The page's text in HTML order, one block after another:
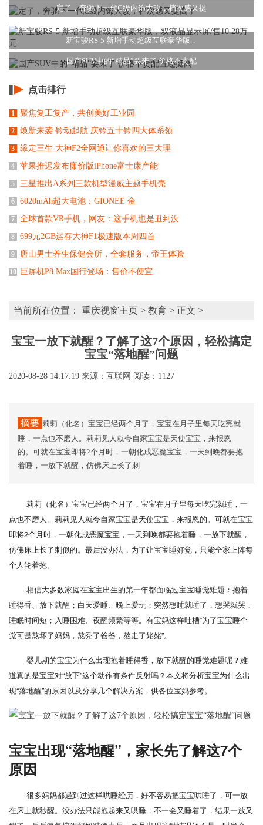
定了，奔驰下一代C级内饰大改，档次感又提
新宝骏RS-5 新增手动超级互联豪华版，
国产SUV中的“精品”要来了 价格不贵配
点击排行
1 聚焦复工复产，共创美好工业园
2 焕新来袭 铃动起航 庆铃五十铃四大体系领
3 缘定三生 大神F2全网通让你喜欢的三大理
4 苹果推迟发布廉价版iPhone富士康产能
5 三星推出A系列三款机型漫威主题手机壳
6 6020mAh超大电池：GIONEE 金
7 全球首款VR手机，网友：这手机也是丑到没
8 699元2GB运存大神F1极速版本周四首
9 唐山男士养生保健会所，全套服务，帝王体验
10 巨屏机P8 Max国行登场：售价不便宜
当前所在位置： 重庆视窗主页 > 教育 > 正文 >
宝宝一放下就醒？了解了这7个原因，轻松搞定
宝宝“落地醒”问题
2020-08-28 14:17:19 来源：互联网 阅读：1127
摘要 莉莉（化名）宝宝已经两个月了，宝宝在月子里每天吃完就
睡，一点也不磨人。莉莉见人就夸自家宝宝是天使宝宝，来报恩
的。可就在宝宝即将2个月时，一朝化成恶魔宝宝，一天到晚都要抱
着睡，一放下就醒，仿佛床上长了刺
莉莉（化名）宝宝已经两个月了，宝宝在月子里每天吃完就睡，一
点也不磨人。莉莉见人就夸自家宝宝是天使宝宝，来报恩的。可就在宝宝
即将2个月时，一朝化成恶魔宝宝，一天到晚都要抱着睡，一放下就醒，
仿佛床上长了刺似的。最后没办法，为了让宝宝睡好觉，只能全家上阵每
个人轮着抱。
相信大多数家庭在宝宝出生的第一年都面临过宝宝睡觉难题：抱着
睡得香、放下就醒；白天爱睡、晚上爱玩；突然想睡就睡了，想哭就哭，
睡眠时间短；入睡困难、夜醒频繁等等。有宝妈这样吐槽“为了宝宝睡个
觉可是熬坏了妈妈，熬秃了爸爸，熬走了姥姥”。
婴儿期的宝宝为什么出现抱着睡得香，放下就醒的睡觉难题呢？难
道真的是宝宝对“放下”这个动作有条件反射吗？本文将分析宝宝为什么出
现“落地醒”的原因以及分享几个解决方案，供各位宝妈参考。
宝宝出现“落地醒”，家长先了解这7个
原因
很多妈妈都遇到过这样哄睡经历，好不容易把宝宝哄睡了，可一放
在床上就秒醒。没办法只能抱起来又哄睡，不一会又睡着了，结果一放又